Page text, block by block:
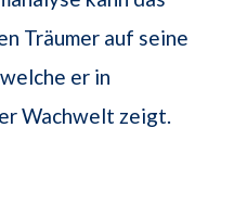
Träumer auf seine
er in
Wachwelt zeigt.